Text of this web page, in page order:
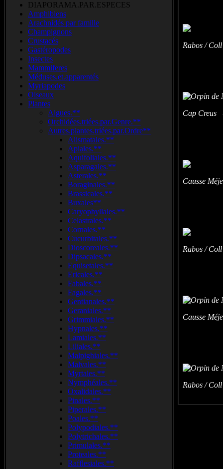
DIAPORAMA.PAR.ESPECES
Amphibiens
Arachnidés par famille
Champignons
Crustacés
Gastéropodes
Insectes
Mammiferes
Méduses.et.apparentés
Myriapodes
Oiseaux
Plantes
Algues.**
Orchidées.triées.par.Genre.**
Autres.plantes.triées.par.Ordre**
Alismatales.**
Apiales.**
Aquifoliales.**
Asparagales.**
Asterales.**
Boraginales.**
Brassicales.**
Buxales**
Caryophyllales.**
Celastrales.**
Cornales.**
Cucurbitales.**
Dioscoreales.**
Dipsacales.**
Equisetales.**
Ericales.**
Fabales.**
Fagales.**
Gentianales.**
Geraniales.**
Grimmiales.**
Hypnales.**
Lamiales.**
Liliales.**
Malpighiales.**
Malvales.**
Myrtales.**
Nymphéales.**
Oxalidales.**
Pinales.**
Piperales.**
Poales.**
Polypodiales.**
Polytrichales.**
Primulales.**
Proteales.**
Rafflesiales.**
Rabos /
Cap Creus
Causse
Rabos /
Causse
Rabos /